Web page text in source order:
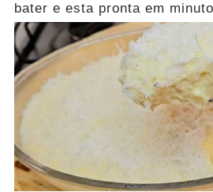
bater e esta pronta em